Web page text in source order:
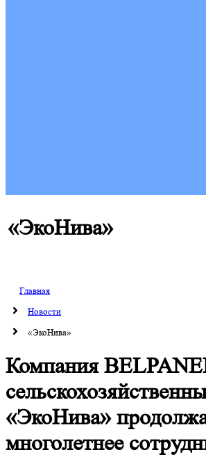
«ЭкоНива»
Главная
Новости
«ЭкоНива»
Компания
«ЭкоНива»
многолетнее